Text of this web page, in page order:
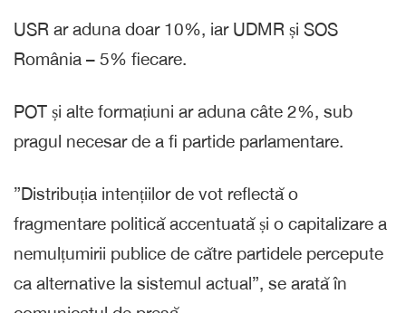
USR ar aduna doar 10%, iar UDMR și SOS
România – 5% fiecare.
POT și alte formațiuni ar aduna câte 2%, sub
pragul necesar de a fi partide parlamentare.
”Distribuția intențiilor de vot reflectă o
fragmentare politică accentuată și o capitalizare a
nemulțumirii publice de către partidele percepute
ca alternative la sistemul actual”, se arată în